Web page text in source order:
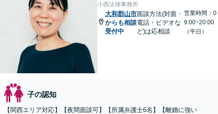
小西法律事務所
大和郡山市
からも相談
受付中
面談方法(対面・
電話・ビデオな
ど)は応相談
営業時間：0
9:00~20:00
（平日）
子の認知
【関西エリア対応】【夜間面談可】【所属弁護士6名】【離婚に強い